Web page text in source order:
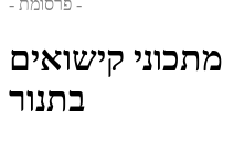
- פרסומת -
מתכוני קישואים
בתנור